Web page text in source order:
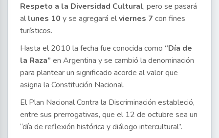
Respeto a la Diversidad Cultural, pero se pasará
al lunes 10 y se agregará elviernes 7 con fines
turísticos.
Hasta el 2010 la fecha fue conocida como “Día de
la Raza” en Argentina y se cambió la denominación
para plantear un significado acorde al valor que
asigna la Constitución Nacional.
El Plan Nacional Contra la Discriminación estableció,
entre sus prerrogativas, que el 12 de octubre sea un
“día de reflexión histórica y diálogo intercultural”.